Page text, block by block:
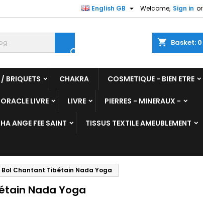
Welcome, Sign in or
English GB 
shopping_cart Basket: 0

BRIQUETS CHAKRA COSMETIQUE - BIEN ETRE
LIVRE LIVRE PIERRES - MINERAUX -
ANGE FEE SAINT TISSUS TEXTILE AMEUBLEMENT
Bol Chantant Tibétain Nada Yoga
Nada Yoga